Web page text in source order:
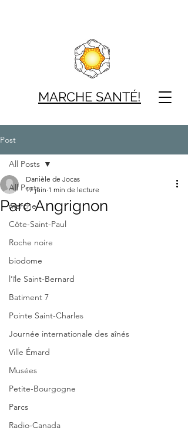
MARCHE SANTÉ!
Post
All Posts
marche
Côte-Saint-Paul
Roche noire
biodome
l’île Saint-Bernard
Batiment 7
Pointe Saint-Charles
Journée internationale des aînés
Ville Émard
Musées
Petite-Bourgogne
Parcs
Radio-Canada
All Posts
Parc Angrignon
Danièle de Jocas
17 juin 1 min de lecture